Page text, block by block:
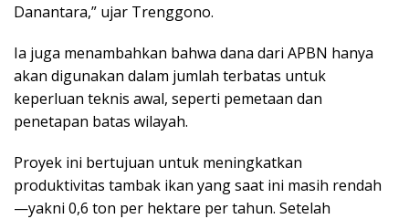
Danantara,” ujar Trenggono.
Ia juga menambahkan bahwa dana dari APBN hanya
akan digunakan dalam jumlah terbatas untuk
keperluan teknis awal, seperti pemetaan dan
penetapan batas wilayah.
Proyek ini bertujuan untuk meningkatkan
produktivitas tambak ikan yang saat ini masih rendah
—yakni 0,6 ton per hektare per tahun. Setelah